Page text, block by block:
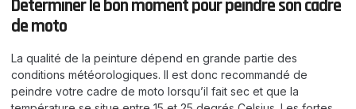
Déterminer le bon moment pour peindre son cadre
de moto
La qualité de la peinture dépend en grande partie des
conditions météorologiques. Il est donc recommandé de
peindre votre cadre de moto lorsqu’il fait sec et que la